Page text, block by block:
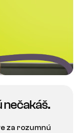
nečakáš.
za rozumnú